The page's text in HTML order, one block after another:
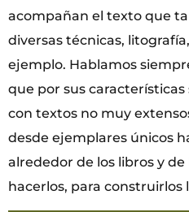
acompañan el texto que
diversas técnicas,
ejemplo. Hablamos
que por sus
con textos no muy
desde ejemplares únicos
alrededor de los libros y
hacerlos, para construirlos